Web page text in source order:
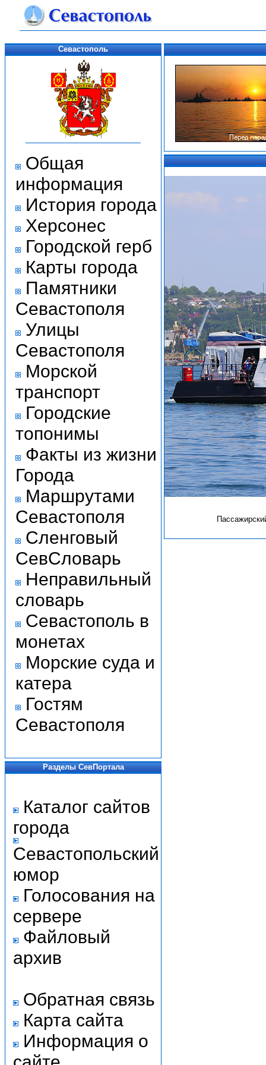
Севастополь
Общая
информация
История города
Херсонес
Городской герб
Карты города
Памятники
Севастополя
Улицы
Севастополя
Морской
транспорт
Городские
топонимы
Факты из жизни
Города
Маршрутами
Севастополя
Сленговый
СевСловарь
Неправильный
словарь
Севастополь в
монетах
Морские суда и
катера
Гостям
Севастополя
Разделы СевПортала
Каталог сайтов
города
Севастопольский
юмор
Голосования на
сервере
Файловый
архив
Обратная связь
Карта сайта
Информация о